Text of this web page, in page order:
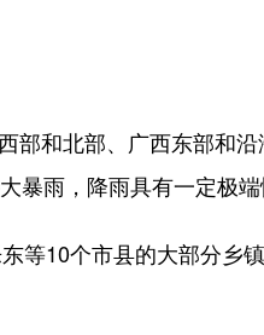
和北部、广西东部和沿
暴雨，降雨具有一定极端
10个市县的大部分乡